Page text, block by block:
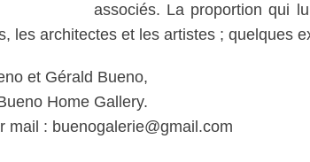
associés. La proportion qui
les architectes et les artistes ; quelques
et Gérald Bueno,
Home Gallery.
mail : buenogalerie@gmail.com